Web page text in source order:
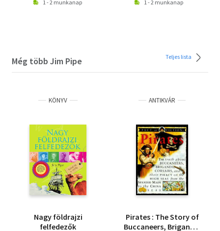
1 - 2 munkanap 1 - 2 munkanap
Még több Jim Pipe Teljes lista
KÖNYV
Nagy földrajzi
felfedezők
ANTIKVÁR
Pirates : The Story of
Buccaneers, Brigands,